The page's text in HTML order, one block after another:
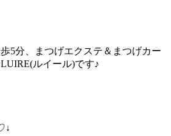
5分、まつげエクステ＆まつげカー
ルイール)です♪